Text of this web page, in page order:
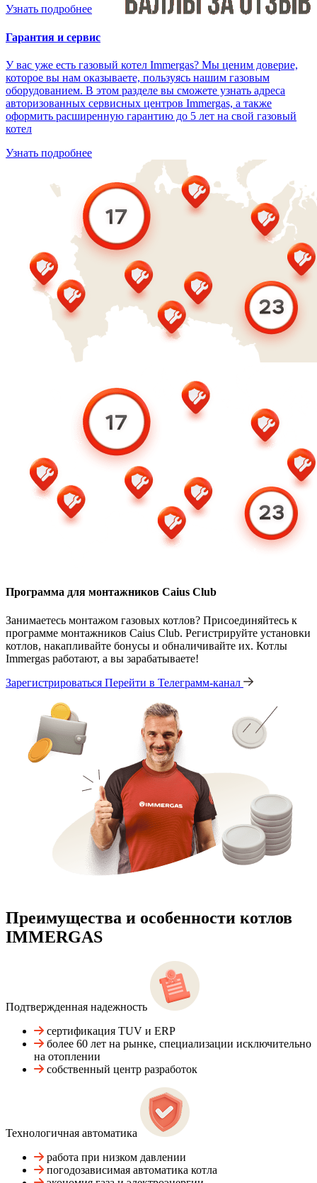
Узнать подробнее
Гарантия и сервис
У вас уже есть газовый котел Immergas? Мы ценим доверие,
которое вы нам оказываете, пользуясь нашим газовым
оборудованием. В этом разделе вы сможете узнать адреса
авторизованных сервисных центров Immergas, а также
оформить расширенную гарантию до 5 лет на свой газовый
котел
Узнать подробнее
Программа для монтажников Caius Club
Занимаетесь монтажом газовых котлов? Присоединяйтесь к
программе монтажников Caius Club. Регистрируйте установки
котлов, накапливайте бонусы и обналичивайте их. Котлы
Immergas работают, а вы зарабатываете!
Зарегистрироваться Перейти в Телеграмм-канал
Преимущества и особенности котлов
IMMERGAS
Подтвержденная надежность
сертификация TUV и ERP
более 60 лет на рынке, специализации исключительно
на отоплении
собственный центр разработок
Технологичная автоматика
работа при низком давлении
погодозависимая автоматика котла